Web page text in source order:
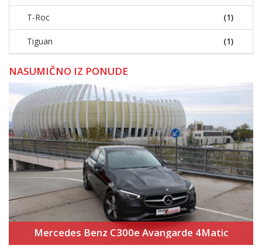
T-Roc (1)
Tiguan (1)
NASUMIČNO IZ PONUDE
Mercedes Benz C300e Avangarde 4Matic